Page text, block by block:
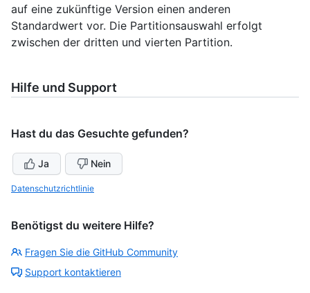
auf eine zukünftige Version einen anderen
Standardwert vor. Die Partitionsauswahl erfolgt
zwischen der dritten und vierten Partition.
Hilfe und Support
Hast du das Gesuchte gefunden?
Ja Nein
Datenschutzrichtlinie
Benötigst du weitere Hilfe?
Fragen Sie die GitHub Community
Support kontaktieren